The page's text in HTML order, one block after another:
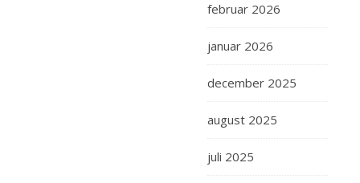
februar 2026
januar 2026
december 2025
august 2025
juli 2025